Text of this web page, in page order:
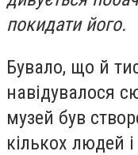
покидати його.
Бувало, що й
навідувалося
музей був
кількох людей і